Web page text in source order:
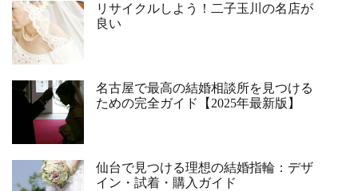
リサイクルしよう！二子玉川の名店が
良い
名古屋で最高の結婚相談所を見つける
ための完全ガイド【2025年最新版】
仙台で見つける理想の結婚指輪：デザ
イン・試着・購入ガイド